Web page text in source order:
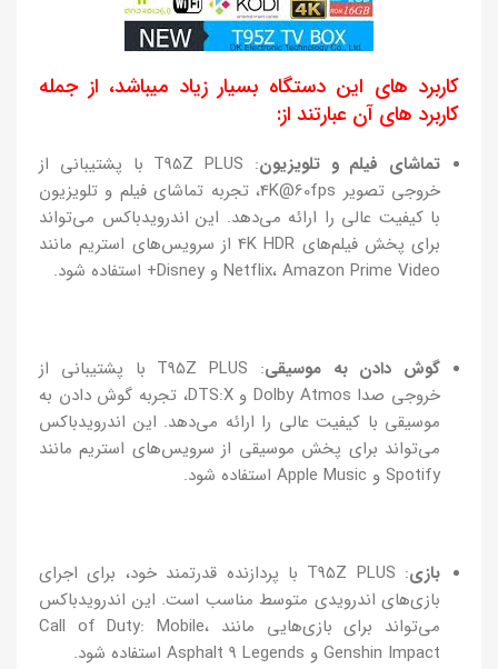
کاربرد های این دستگاه بسیار زیاد میباشد، از جمله
کاربرد های آن عبارتند از:
تماشای فیلم و تلویزیون
: T95Z PLUS با پشتیبانی از
خروجی تصویر 4K@60fps، تجربه تماشای فیلم و تلویزیون
با کیفیت عالی را ارائه می‌دهد. این اندرویدباکس می‌تواند
برای پخش فیلم‌های 4K HDR از سرویس‌های استریم مانند
Netflix، Amazon Prime Video و Disney+ استفاده شود.
گوش دادن به موسیقی
: T95Z PLUS با پشتیبانی از
خروجی صدا Dolby Atmos و DTS:X، تجربه گوش دادن به
موسیقی با کیفیت عالی را ارائه می‌دهد. این اندرویدباکس
می‌تواند برای پخش موسیقی از سرویس‌های استریم مانند
Spotify و Apple Music استفاده شود.
بازی
: T95Z PLUS با پردازنده قدرتمند خود، برای اجرای
بازی‌های اندرویدی متوسط مناسب است. این اندرویدباکس
می‌تواند برای بازی‌هایی مانند Call of Duty: Mobile،
Genshin Impact و Asphalt 9 Legends استفاده شود.